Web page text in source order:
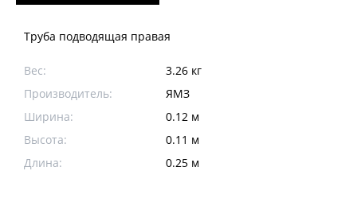
Труба подводящая правая
Вес:
3.26 кг
Производитель:
ЯМЗ
Ширина:
0.12 м
Высота:
0.11 м
Длина:
0.25 м